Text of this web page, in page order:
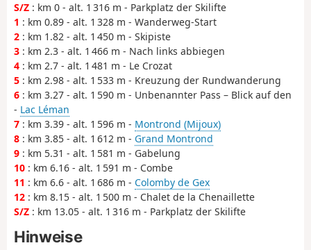
S/Z : km 0 - alt. 1 316 m - Parkplatz der Skilifte
1 : km 0.89 - alt. 1 328 m - Wanderweg-Start
2 : km 1.82 - alt. 1 450 m - Skipiste
3 : km 2.3 - alt. 1 466 m - Nach links abbiegen
4 : km 2.7 - alt. 1 481 m - Le Crozat
5 : km 2.98 - alt. 1 533 m - Kreuzung der Rundwanderung
6 : km 3.27 - alt. 1 590 m - Unbenannter Pass – Blick auf den
- Lac Léman
7 : km 3.39 - alt. 1 596 m - Montrond (Mijoux)
8 : km 3.85 - alt. 1 612 m - Grand Montrond
9 : km 5.31 - alt. 1 581 m - Gabelung
10 : km 6.16 - alt. 1 591 m - Combe
11 : km 6.6 - alt. 1 686 m - Colomby de Gex
12 : km 8.15 - alt. 1 500 m - Chalet de la Chenaillette
S/Z : km 13.05 - alt. 1 316 m - Parkplatz der Skilifte
Hinweise